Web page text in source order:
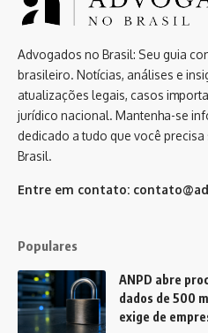
Advogados no Brasil: Seu guia
brasileiro. Notícias, análises e
atualizações legais, casos
jurídico nacional. Mantenha-se
dedicado a tudo que você
Brasil.
Entre em contato:
Populares
ANPD abre
dados de 500
exige de